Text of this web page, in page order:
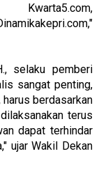
Kwarta5.com,
selaku pemberi
sangat penting,
berdasarkan
terus
dapat terhindar
ujar Wakil Dekan